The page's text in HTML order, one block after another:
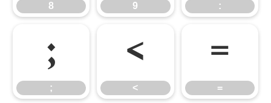
8 9 :
;
;
<
<
=
=